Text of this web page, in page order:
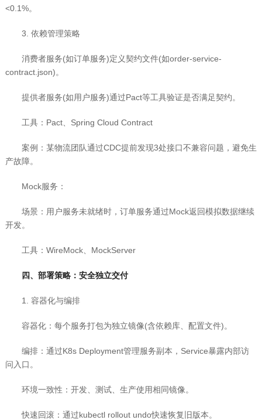
<0.1%。
3. 依赖管理策略
消费者服务(如订单服务)定义契约文件(如order-service-
contract.json)。
提供者服务(如用户服务)通过Pact等工具验证是否满足契约。
工具：Pact、Spring Cloud Contract
案例：某物流团队通过CDC提前发现3处接口不兼容问题，避免生
产故障。
Mock服务：
场景：用户服务未就绪时，订单服务通过Mock返回模拟数据继续
开发。
工具：WireMock、MockServer
四、部署策略：安全独立交付
1. 容器化与编排
容器化：每个服务打包为独立镜像(含依赖库、配置文件)。
编排：通过K8s Deployment管理服务副本，Service暴露内部访
问入口。
环境一致性：开发、测试、生产使用相同镜像。
快速回滚：通过kubectl rollout undo快速恢复旧版本。